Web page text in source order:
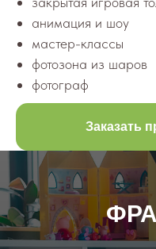
анимация и шоу
мастер-классы
фотозона из шаров
фотограф
Заказать